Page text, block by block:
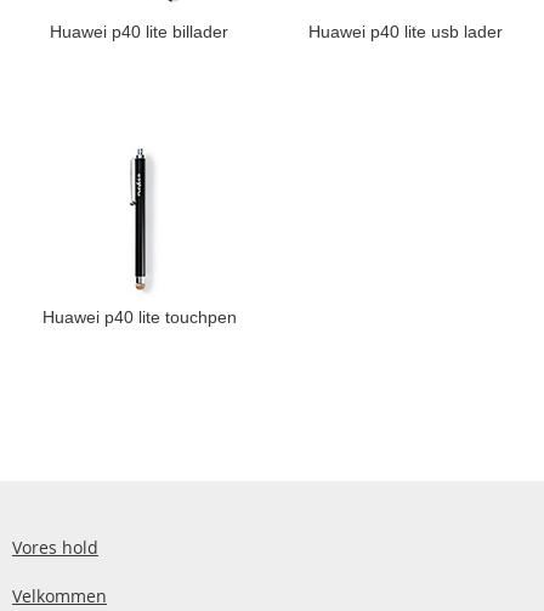
Huawei p40 lite billader Huawei p40 lite usb lader
Huawei p40 lite touchpen
Vores hold
Velkommen